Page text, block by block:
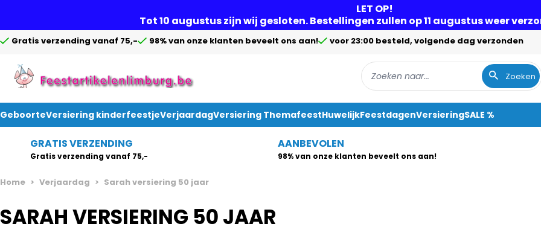
LET OP!
Tot 10 augustus zijn wij gesloten. Bestellingen zullen op 11 augustus weer
Gratis verzending vanaf 75,- 98% van onze klanten beveelt ons aan! voor 23:00 besteld, volgende dag verzonden
Zoeken
GeboorteVersiering kinderfeestjeVerjaardagVersiering ThemafeestHuwelijkFeestdagenVersieringSALE %
GRATIS VERZENDING
Gratis verzending vanaf 75,-
AANBEVOLEN
98% van onze klanten beveelt ons aan!
Home > Verjaardag > Sarah versiering 50 jaar
SARAH VERSIERING 50 JAAR